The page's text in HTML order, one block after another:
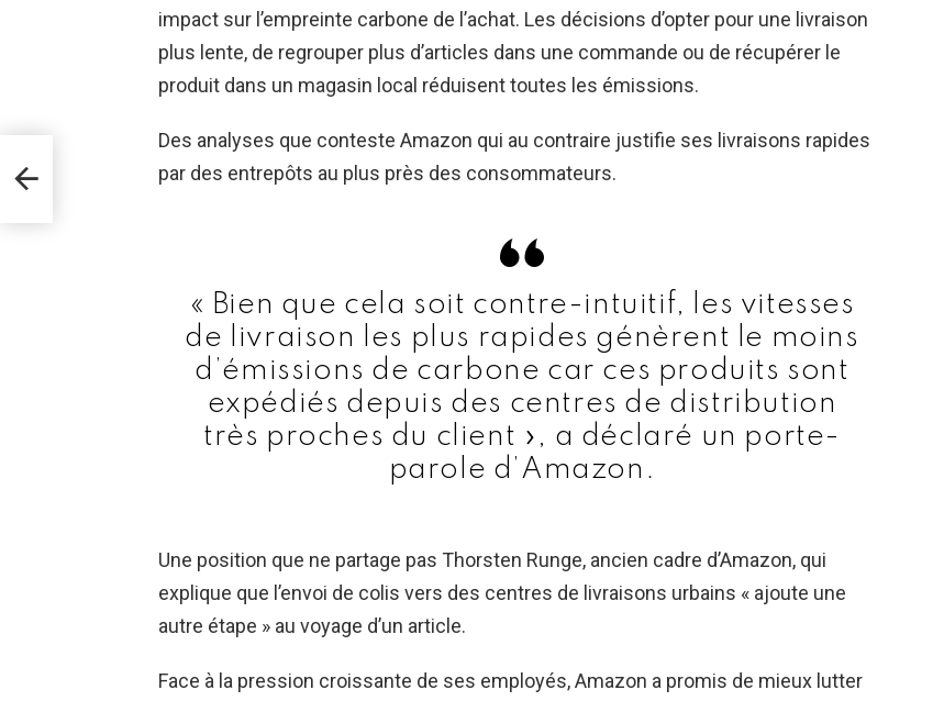
impact sur l’empreinte carbone de l’achat. Les décisions d’opter pour une livraison
plus lente, de regrouper plus d’articles dans une commande ou de récupérer le
produit dans un magasin local réduisent toutes les émissions.
Des analyses que conteste Amazon qui au contraire justifie ses livraisons rapides
par des entrepôts au plus près des consommateurs.
« Bien que cela soit contre-intuitif, les vitesses
de livraison les plus rapides génèrent le moins
d’émissions de carbone car ces produits sont
expédiés depuis des centres de distribution
très proches du client », a déclaré un porte-
parole d’Amazon.
Une position que ne partage pas Thorsten Runge, ancien cadre d’Amazon, qui
explique que l’envoi de colis vers des centres de livraisons urbains « ajoute une
autre étape » au voyage d’un article.
Face à la pression croissante de ses employés, Amazon a promis de mieux lutter